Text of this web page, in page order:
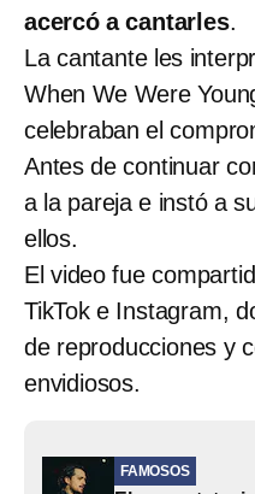
acercó a cantarles.
La cantante les
When We Were
celebraban el
Antes de continuar
a la pareja e instó a
ellos.
El video fue
TikTok e Instagram,
de reproducciones y
envidiosos.
FAMOSOS